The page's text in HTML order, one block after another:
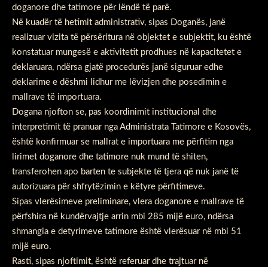
doganore dhe tatimore për lëndë të parë.
Në kuadër të hetimit administrativ, sipas Doganës, janë
realizuar vizita të përsëritura në objektet e subjektit, ku është
konstatuar mungesë e aktivitetit prodhues në kapacitetet e
deklaruara, ndërsa gjatë procedurës janë siguruar edhe
deklarime e dëshmi lidhur me lëvizjen dhe posedimin e
mallrave të importuara.
Dogana njofton se, pas koordinimit institucional dhe
interpretimit të pranuar nga Administrata Tatimore e Kosovës,
është konfirmuar se mallrat e importuara me përfitim nga
lirimet doganore dhe tatimore nuk mund të shiten,
transferohen apo barten te subjekte të tjera që nuk janë të
autorizuara për shfrytëzimin e këtyre përfitimeve.
Sipas vlerësimeve preliminare, vlera doganore e mallrave të
përfshira në kundërvajtje arrin mbi 285 mijë euro, ndërsa
shmangia e detyrimeve tatimore është vlerësuar në mbi 51
mijë euro.
Rasti, sipas njoftimit, është referuar dhe trajtuar në